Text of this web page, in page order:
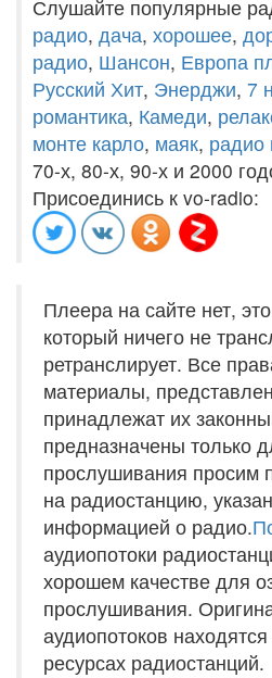
Слушайте популярные
радио, дача, хорошее,
радио, Шансон, Европа
Русский Хит, Энерджи, 7
романтика, Камеди,
монте карло, маяк, радио
70-х, 80-х, 90-х и 2000
Присоединись к vo-radio:
Плеера на сайте нет,
который ничего не
ретранслирует. Все
материалы,
принадлежат их
предназначены только
прослушивания просим
на радиостанцию,
информацией о радио.
аудиопотоки
хорошем качестве для
прослушивания.
аудиопотоков
ресурсах радиостанций.